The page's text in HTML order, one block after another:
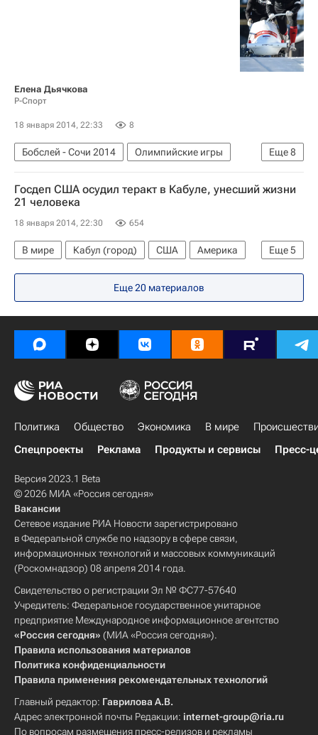
Елена Дьячкова
Р-Спорт
18 января 2014, 22:33 8
Еще8
Бобслей - Сочи 2014
Олимпийские игры
Спорт
Бобслей
Мультимедийный спортивный пакет
Сочи 2014: Бобслей. Двойки, мужчины
Зимние Олимпийские игры 2014
Александр Зубков
Госдеп США осудил теракт в Кабуле, унесший жизни
21 человека
18 января 2014, 22:30 654
Еще5
В мире Кабул (город) США
Америка
Азия
Весь мир
Северная Америка
Государственный департамент США
Еще 20 материалов
Политика Общество Экономика В мире
Спецпроекты
Реклама Продукты и сервисы Пресс-
Версия 2023.1 Beta
© 2026 МИА «Россия сегодня»
Вакансии
Сетевое издание РИА Новости зарегистрировано
в Федеральной службе по надзору в сфере связи,
информационных технологий и массовых коммуникаций
(Роскомнадзор) 08 апреля 2014 года.
Свидетельство о регистрации Эл № ФС77-57640
Учредитель: Федеральное государственное унитарное
предприятие Международное информационное агентство
«Россия сегодня» (МИА «Россия сегодня»).
Правила использования материалов
Политика конфиденциальности
Правила применения рекомендательных технологий
Главный редактор: Гаврилова А.В.
Адрес электронной почты Редакции: internet-group@ria.ru
По вопросам размещения пресс-релизов и рекламы